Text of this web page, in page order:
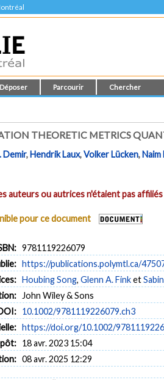
Déposer Parcourir Chercher
THEORETIC METRICS
Demir,Hendrik Laux,Volker Lücken,Naim
auteurs ou autrices n'étaient pas
pour ce document
9781119226079
https://publications.polymtl.ca/
Houbing Song, Glenn A. Finket
John Wiley & Sons
10.1002/9781119226079.ch3
https://doi.org/10.1002/
18 avr. 2023 15:04
08 avr. 2025 12:29